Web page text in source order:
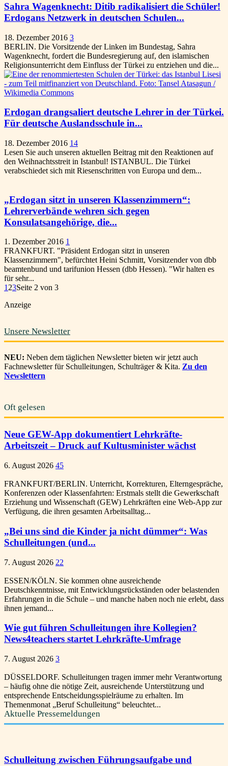
Sahra Wagenknecht: Ditib radikalisiert die Schüler!
Erdogans Netzwerk in deutschen Schulen...
18. Dezember 2016 3
BERLIN. Die Vorsitzende der Linken im Bundestag, Sahra
Wagenknecht, fordert die Bundesregierung auf, den islamischen
Religionsunterricht dem Einfluss der Türkei zu entziehen und die...
Erdogan drangsaliert deutsche Lehrer in der Türkei.
Für deutsche Auslandsschule in...
18. Dezember 2016 14
Lesen Sie auch unseren aktuellen Beitrag mit den Reaktionen auf
den Weihnachtsstreit in Istanbul! ISTANBUL. Die Türkei
verabschiedet sich mit Riesenschritten von Europa und dem...
„Erdogan sitzt in unseren Klassenzimmern“:
Lehrerverbände wehren sich gegen
Konsulatsangehörige, die...
1. Dezember 2016 1
FRANKFURT. "Präsident Erdogan sitzt in unseren
Klassenzimmern", befürchtet Heini Schmitt, Vorsitzender von dbb
beamtenbund und tarifunion Hessen (dbb Hessen). "Wir halten es
für sehr...
123Seite 2 von 3
Anzeige
Unsere Newsletter
NEU: Neben dem täglichen Newsletter bieten wir jetzt auch
Fachnewsletter für Schulleitungen, Schulträger & Kita. Zu den
Newslettern
Oft gelesen
Neue GEW-App dokumentiert Lehrkräfte-
Arbeitszeit – Druck auf Kultusminister wächst
6. August 2026 45
FRANKFURT/BERLIN. Unterricht, Korrekturen, Elterngespräche,
Konferenzen oder Klassenfahrten: Erstmals stellt die Gewerkschaft
Erziehung und Wissenschaft (GEW) Lehrkräften eine Web-App zur
Verfügung, die ihren gesamten Arbeitsalltag...
„Bei uns sind die Kinder ja nicht dümmer“: Was
Schulleitungen (und...
7. August 2026 22
ESSEN/KÖLN. Sie kommen ohne ausreichende
Deutschkenntnisse, mit Entwicklungsrückständen oder belastenden
Erfahrungen in die Schule – und manche haben noch nie erlebt, dass
ihnen jemand...
Wie gut führen Schulleitungen ihre Kollegien?
News4teachers startet Lehrkräfte-Umfrage
7. August 2026 3
DÜSSELDORF. Schulleitungen tragen immer mehr Verantwortung
– häufig ohne die nötige Zeit, ausreichende Unterstützung und
entsprechende Entscheidungsspielräume zu erhalten. Im
Themenmonat „Beruf Schulleitung“ beleuchtet...
Aktuelle Pressemeldungen
Schulleitung zwischen Führungsaufgabe und